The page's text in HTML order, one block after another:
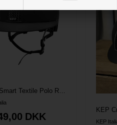
DKK KEP